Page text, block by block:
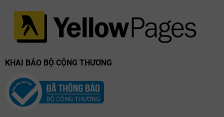
KHAI BÁO BỘ CỘNG THƯƠNG